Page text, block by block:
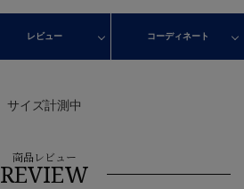
レビュー コーディネート
サイズ計測中
商品レビュー
REVIEW